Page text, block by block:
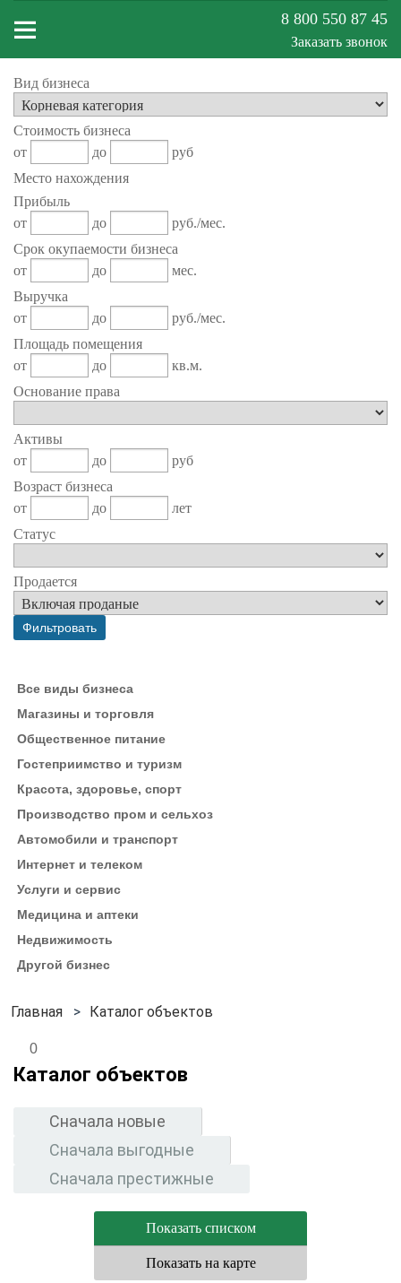
Меню
сайта
8 800 550 87 45
Заказать звонок
Вид бизнеса
Стоимость бизнеса
от
до
руб
Место нахождения
Прибыль
от
до
руб./мес.
Срок окупаемости бизнеса
от
до
мес.
Выручка
от
до
руб./мес.
Площадь помещения
от
до
кв.м.
Основание права
Активы
от
до
руб
Возраст бизнеса
от
до
лет
Статус
Продается
Все виды бизнеса
Магазины и торговля
Общественное питание
Гостеприимство и туризм
Красота, здоровье, спорт
Производство пром и сельхоз
Автомобили и транспорт
Интернет и телеком
Услуги и сервис
Медицина и аптеки
Недвижимость
Другой бизнес
Каталог объектов
0
Каталог объектов
Сначала новые
Сначала выгодные
Сначала престижные
Показать списком
Показать на карте